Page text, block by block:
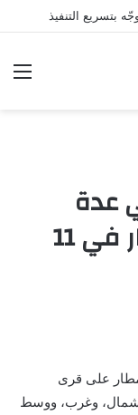
بتسريع التنفيذ
في عدة
مناطق.. مقاييس الأمطار في 11
على قرى
وجنوب وشمال، وغرب، ووسط